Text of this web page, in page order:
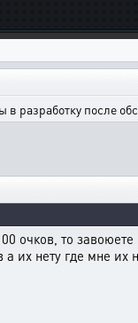
разработку после
очков, то
их нету где мне их